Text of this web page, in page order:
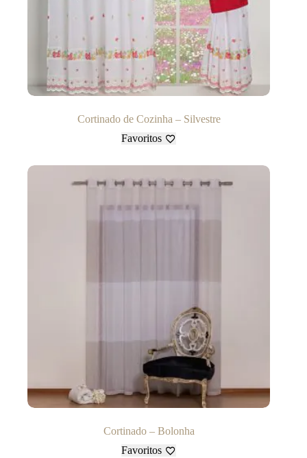
Cortinado de Cozinha – Silvestre
Favoritos
Cortinado – Bolonha
Favoritos